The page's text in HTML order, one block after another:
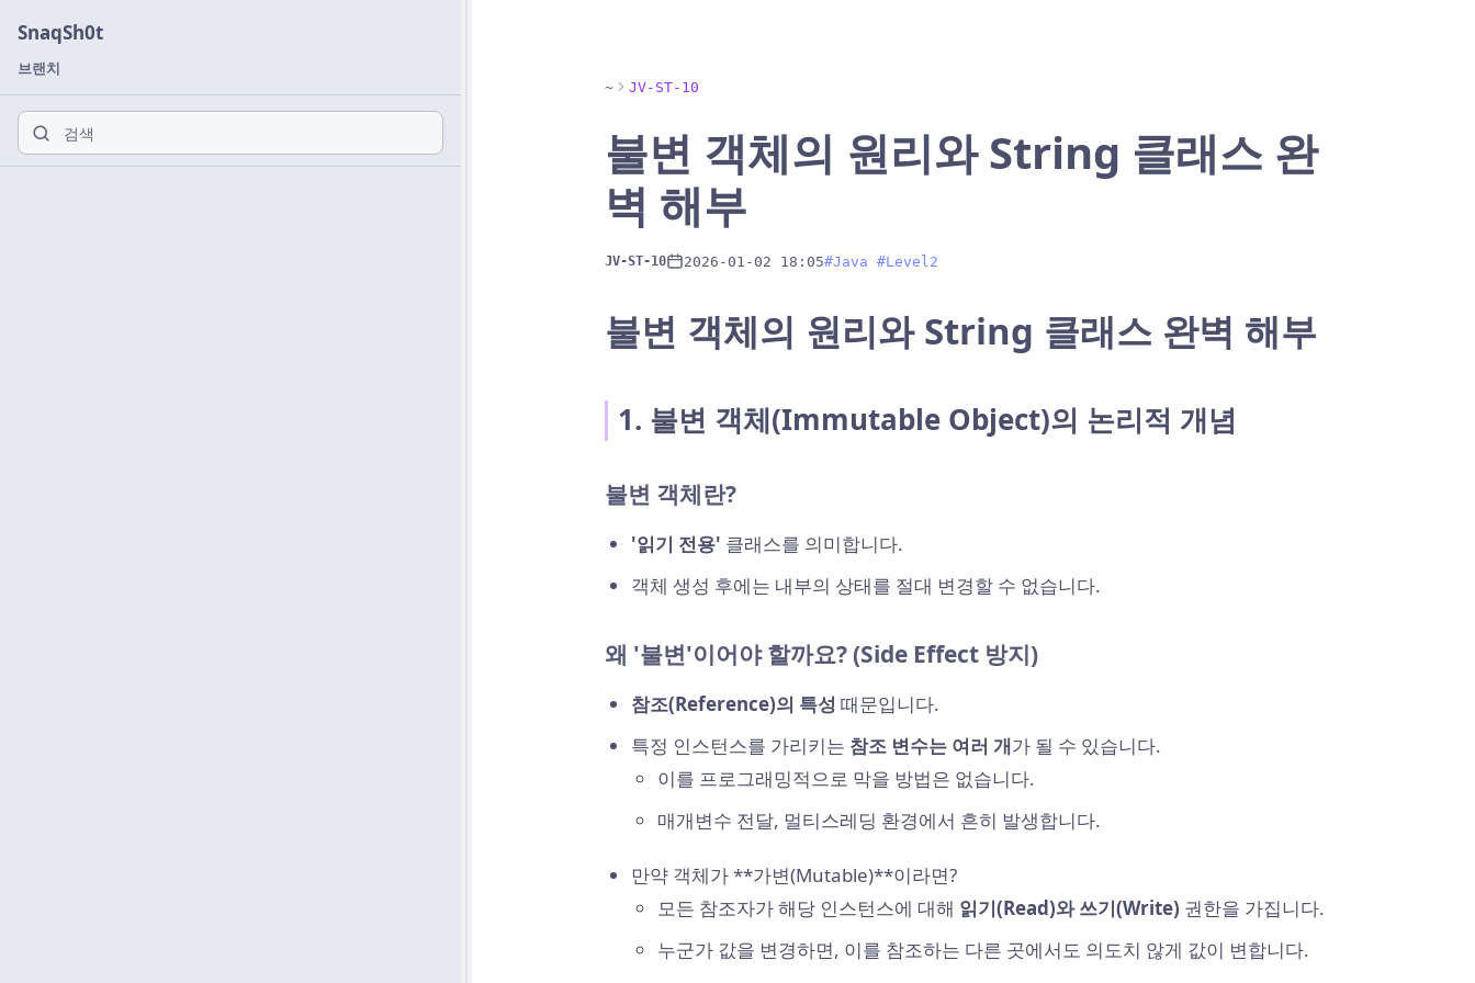
SnaqSh0t
브랜치
~ JV-ST-10
불변 객체의 원리와 String 클래스 완
벽 해부
JV-ST-10 2026-01-02 18:05#Java #Level2
불변 객체의 원리와 String 클래스 완벽 해부
1. 불변 객체(Immutable Object)의 논리적 개념
불변 객체란?
'읽기 전용' 클래스를 의미합니다.
객체 생성 후에는 내부의 상태를 절대 변경할 수 없습니다.
왜 '불변'이어야 할까요? (Side Effect 방지)
참조(Reference)의 특성 때문입니다.
특정 인스턴스를 가리키는 참조 변수는 여러 개가 될 수 있습니다.
이를 프로그래밍적으로 막을 방법은 없습니다.
매개변수 전달, 멀티스레딩 환경에서 흔히 발생합니다.
만약 객체가 **가변(Mutable)**이라면?
모든 참조자가 해당 인스턴스에 대해 읽기(Read)와 쓰기(Write) 권한을 가집니다.
누군가 값을 변경하면, 이를 참조하는 다른 곳에서도 의도치 않게 값이 변합니다.